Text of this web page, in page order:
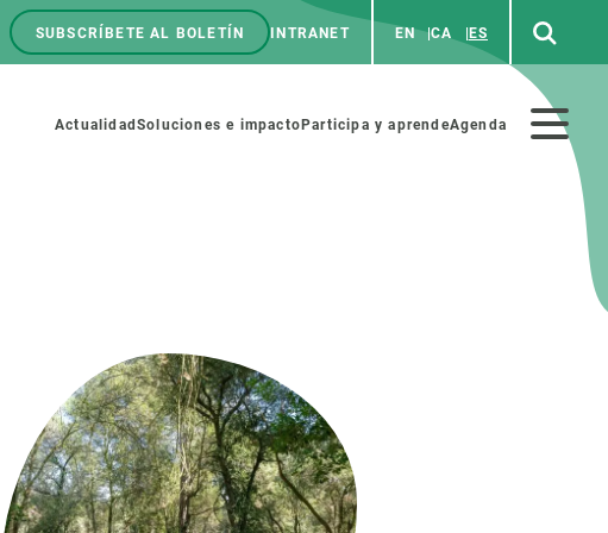
Menú
top
SUBSCRÍBETE AL BOLETÍN INTRANET EN CA ES
Menú
Actualidad Soluciones e impacto Participa y aprendeAgenda
ÚNETE A NOSOTROS
Bolsa de trabajo
Estrategia de Recursos Humanos
Oportunidades académicas
Pide tu MSCA-PF
Haz ciencia con nosotros
Materiales educativos
COLABORA